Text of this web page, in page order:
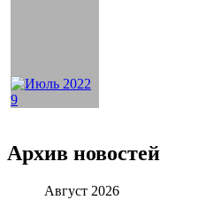
Архив новостей
Август 2026